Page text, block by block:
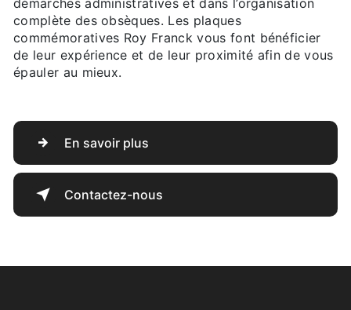
complète des obsèques. Les plaques
commémoratives Roy Franck vous font bénéficier
de leur expérience et de leur proximité afin de vous
épauler au mieux.
En savoir plus
Contactez-nous